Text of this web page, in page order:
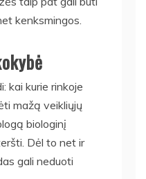
kenksmingos.
kai kurie rinkoje
mažą veikliųjų
biologinį
Dėl to net ir
gali neduoti